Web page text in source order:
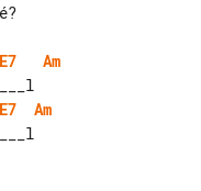
E7
Am
E7
Am